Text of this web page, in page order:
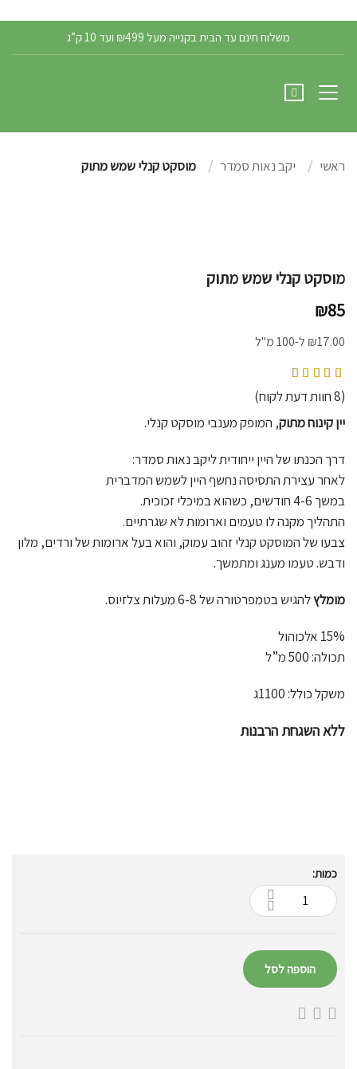
משלוח חינם עד הבית בקנייה מעל ₪499 ועד 10 ק”ג
ראשי יקב נאות סמדר מוסקט קנלי שמש מתוק
מוסקט קנלי שמש מתוק
₪85
₪17.00 ל-100 מ"ל
מדורגים
(
8חוות דעת לקוח)
יין קינוח מתוק, המופק מענבי מוסקט קנלי.
דרך הכנתו של היין ייחודית ליקב נאות סמדר:
לאחר עצירת התסיסה נחשף היין לשמש המדברית
במשך 4-6 חודשים, כשהוא במיכלי זכוכית.
התהליך מקנה לו טעמים וארומות לא שגרתיים.
צבעו של המוסקט קנלי זהוב עמוק, והוא בעל ארומות של ורדים, מלון
ודבש. טעמו מענג ומתמשך.
מומלץלהגיש בטמפרטורה של 6-8 מעלות צלזיוס.
15% אלכוהול
תכולה: 500 מ”ל
משקל כולל: 1100ג
ללא השגחת הרבנות
כמות:
הוספה לסל